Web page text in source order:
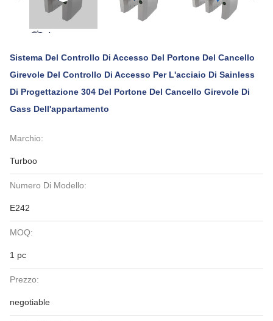
Sistema Del Controllo Di Accesso Del Portone Del Cancello
Girevole Del Controllo Di Accesso Per L'acciaio Di Sainless
Di Progettazione 304 Del Portone Del Cancello Girevole Di
Gass Dell'appartamento
Marchio:
Turboo
Numero Di Modello:
E242
MOQ:
1 pc
Prezzo:
negotiable